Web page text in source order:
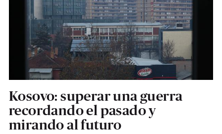
Kosovo: superar una guerra
recordando el pasado y
mirando al futuro